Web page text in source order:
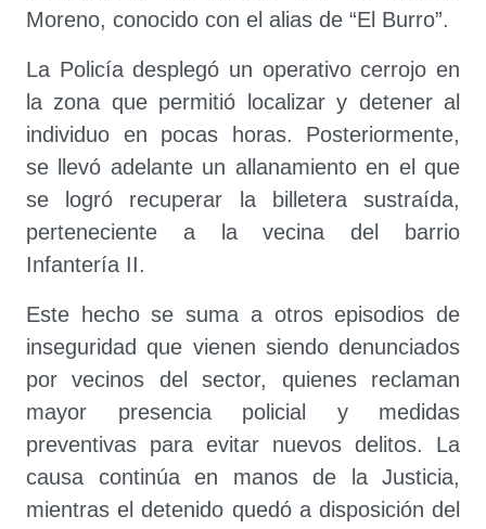
Moreno, conocido con el alias de “El Burro”.
La Policía desplegó un operativo cerrojo en
la zona que permitió localizar y detener al
individuo en pocas horas. Posteriormente,
se llevó adelante un allanamiento en el que
se logró recuperar la billetera sustraída,
perteneciente a la vecina del barrio
Infantería II.
Este hecho se suma a otros episodios de
inseguridad que vienen siendo denunciados
por vecinos del sector, quienes reclaman
mayor presencia policial y medidas
preventivas para evitar nuevos delitos. La
causa continúa en manos de la Justicia,
mientras el detenido quedó a disposición del